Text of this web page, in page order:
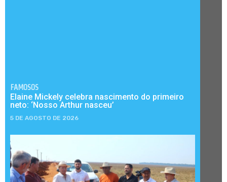
FAMOSOS
Elaine Mickely celebra nascimento do primeiro
neto: ‘Nosso Arthur nasceu’
5 DE AGOSTO DE 2026